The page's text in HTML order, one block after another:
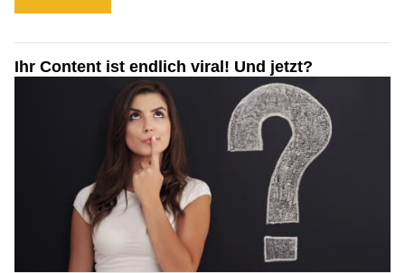
Ihr Content ist endlich viral! Und jetzt?